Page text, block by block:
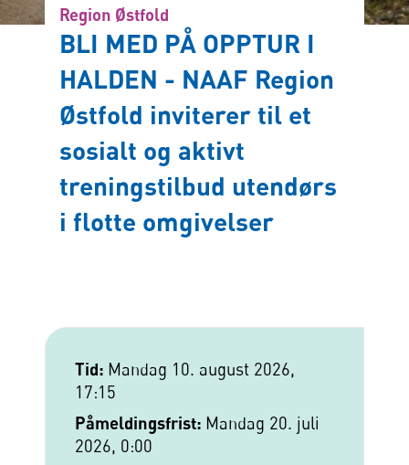
Region Østfold
BLI MED PÅ OPPTUR I
HALDEN - NAAF Region
Østfold inviterer til et
sosialt og aktivt
treningstilbud utendørs
i flotte omgivelser
Tid: Mandag 10. august 2026,
17:15
Påmeldingsfrist: Mandag 20. juli
2026, 0:00